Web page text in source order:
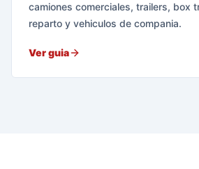
camiones comerciales, trailers, box
reparto y vehiculos de compania.
Ver guia